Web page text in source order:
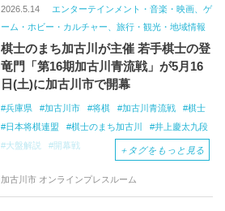
2026.5.14
エンターテインメント・音楽・映画、ゲ
ーム・ホビー・カルチャー、旅行・観光・地域情報
棋士のまち加古川が主催 若手棋士の登
竜門「第16期加古川青流戦」が5月16
日(土)に加古川市で開幕
兵庫県 加古川市 将棋 加古川青流戦
棋士
日本将棋連盟
棋士のまち加古川
井上慶太九段
大盤解説
開幕戦
＋ タグをもっと見る
加古川市 オンラインプレスルーム